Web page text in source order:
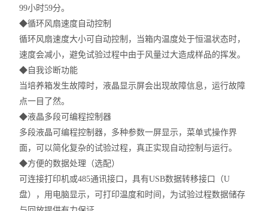
99小时59分。
◆循环风扇速度自动控制
循环风扇速度大小可自动控制，当箱内温度处于恒温状态时，
速度会减小，避免试验过程中由于风量过大造成样品的挥发。
◆ 自我诊断功能
当培养箱发生故障时，液晶显示屏会出现故障信息，运行故障
点一目了然。
◆液晶多段可编程控制器
多段液晶可编程控制器，多种参数一屏显示，菜单式操作界
面，可以简化复杂的试验过程，真正实现自动控制与运行。
◆方便的数据处理（选配）
可连接打印机或485通讯接口，具有USB数据转移接口（U
盘），用电脑显示，可打印温度和时间，为试验过程数据储存